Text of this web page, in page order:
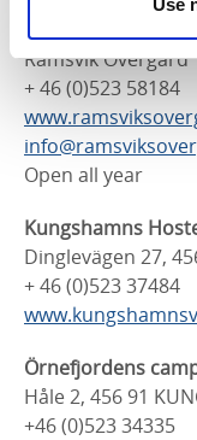
Ramsviks Övergård
Ramsvik Övergård
+ 46 (0)523 58184
Open all year
Kungshamns
Dinglevägen 27,
+ 46 (0)523 37484
Örnefjordens
Håle 2, 456 91
+46 (0)523 34335